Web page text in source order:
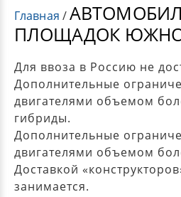
Главная /
ПЛОЩАДОК
Для ввоза в Россию не
Дополнительные
двигателями объемом
гибриды.
Дополнительные
двигателями объемом
Доставкой
занимается.